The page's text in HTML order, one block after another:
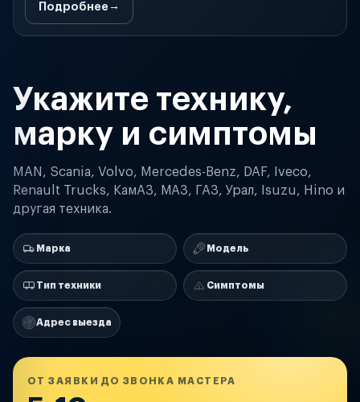
Подробнее
Укажите технику,
марку и симптомы
MAN, Scania, Volvo, Mercedes-Benz, DAF, Iveco,
Renault Trucks, КамАЗ, МАЗ, ГАЗ, Урал, Isuzu, Hino и
другая техника.
Марка Модель
Тип техники Симптомы
Адрес выезда
ОТ ЗАЯВКИ ДО ЗВОНКА МАСТЕРА